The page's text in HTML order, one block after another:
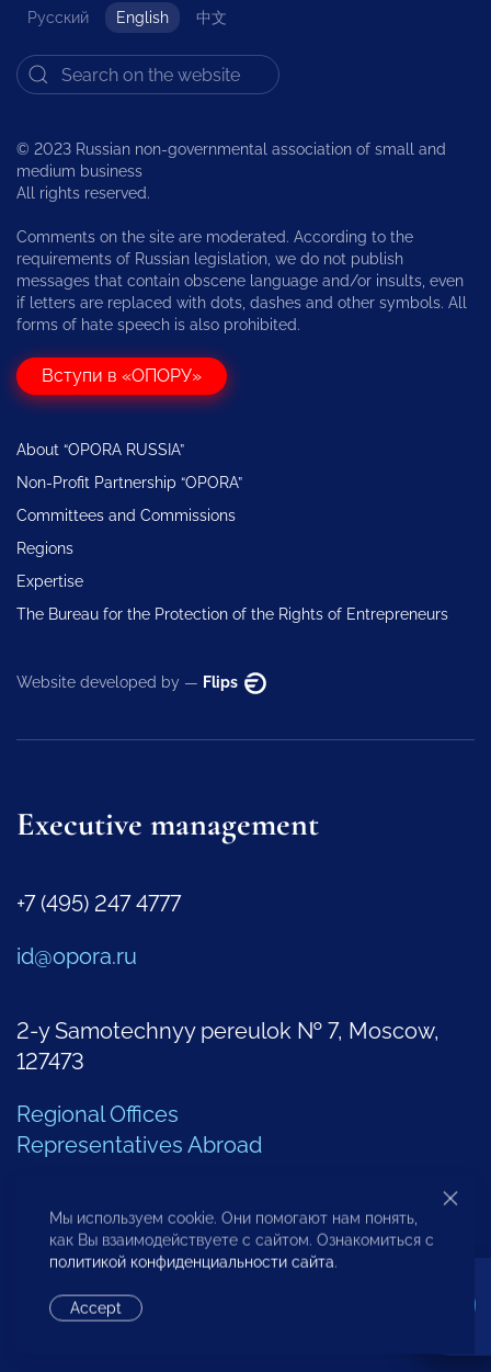
Русский English 中文
© 2023 Russian non-governmental association of small and
medium business
All rights reserved.
Comments on the site are moderated. According to the
requirements of Russian legislation, we do not publish
messages that contain obscene language and/or insults, even
if letters are replaced with dots, dashes and other symbols. All
forms of hate speech is also prohibited.
Вступи в «ОПОРУ»
About “OPORA RUSSIA”
Non-Profit Partnership “OPORA”
Committees and Commissions
Regions
Expertise
The Bureau for the Protection of the Rights of Entrepreneurs
Website developed by — Flips
Executive management
+7 (495) 247 4777
id@opora.ru
2-y Samotechnyy pereulok № 7, Moscow,
127473
Regional Offices
Representatives Abroad
Additional Contacts
Center of Analysis of Entrepreneurship
Мы используем cookie. Они помогают нам понять,
как Вы взаимодействуете с сайтом. Ознакомиться с
политикой конфиденциальности сайта.
Accept